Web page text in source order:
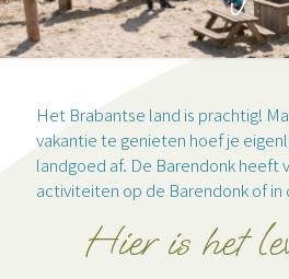
Het Brabantse land is prachtig!
vakantie te genieten hoef je
landgoed af. De Barendonk heeft
activiteiten op de Barendonk of in
Hier is het